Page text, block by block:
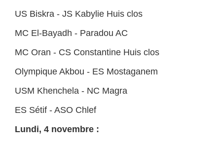
US Biskra - JS Kabylie Huis clos
MC El-Bayadh - Paradou AC
MC Oran - CS Constantine Huis clos
Olympique Akbou - ES Mostaganem
USM Khenchela - NC Magra
ES Sétif - ASO Chlef
Lundi, 4 novembre :